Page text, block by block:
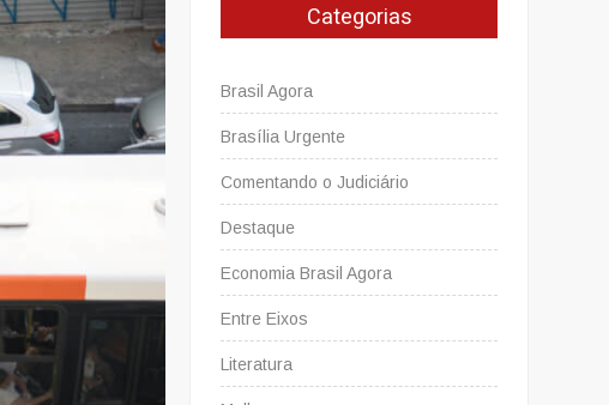
Categorias
Brasil Agora
Brasília Urgente
Comentando o Judiciário
Destaque
Economia Brasil Agora
Entre Eixos
Literatura